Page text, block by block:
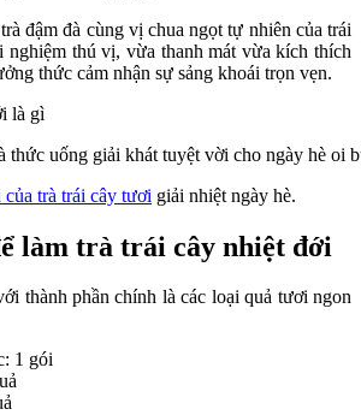
đậm đà cùng vị chua ngọt tự nhiên của trái
nghiệm thú vị, vừa thanh mát vừa kích thích
thức cảm nhận sự sảng khoái trọn vẹn.
thức uống giải khát tuyệt vời cho ngày hè oi
trà trái cây tươi giải nhiệt ngày hè.
làm trà trái cây nhiệt đới
thành phần chính là các loại quả tươi ngon
1 gói